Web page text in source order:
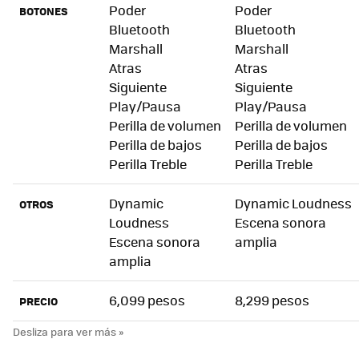
BOTONES
Poder
Bluetooth
Marshall
Atras
Siguiente
Play/Pausa
Perilla de volumen
Perilla de bajos
Perilla Treble
Poder
Bluetooth
Marshall
Atras
Siguiente
Play/Pausa
Perilla de volumen
Perilla de bajos
Perilla Treble
OTROS
Dynamic
Loudness
Escena sonora
amplia
Dynamic Loudness
Escena sonora
amplia
PRECIO 6,099 pesos 8,299 pesos